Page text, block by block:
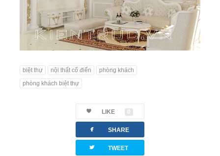
biệt thự nội thất cổ điển
phòng khách
phòng khách biệt thự
LIKE 0
facebook SHARE
twitterbird TWEET